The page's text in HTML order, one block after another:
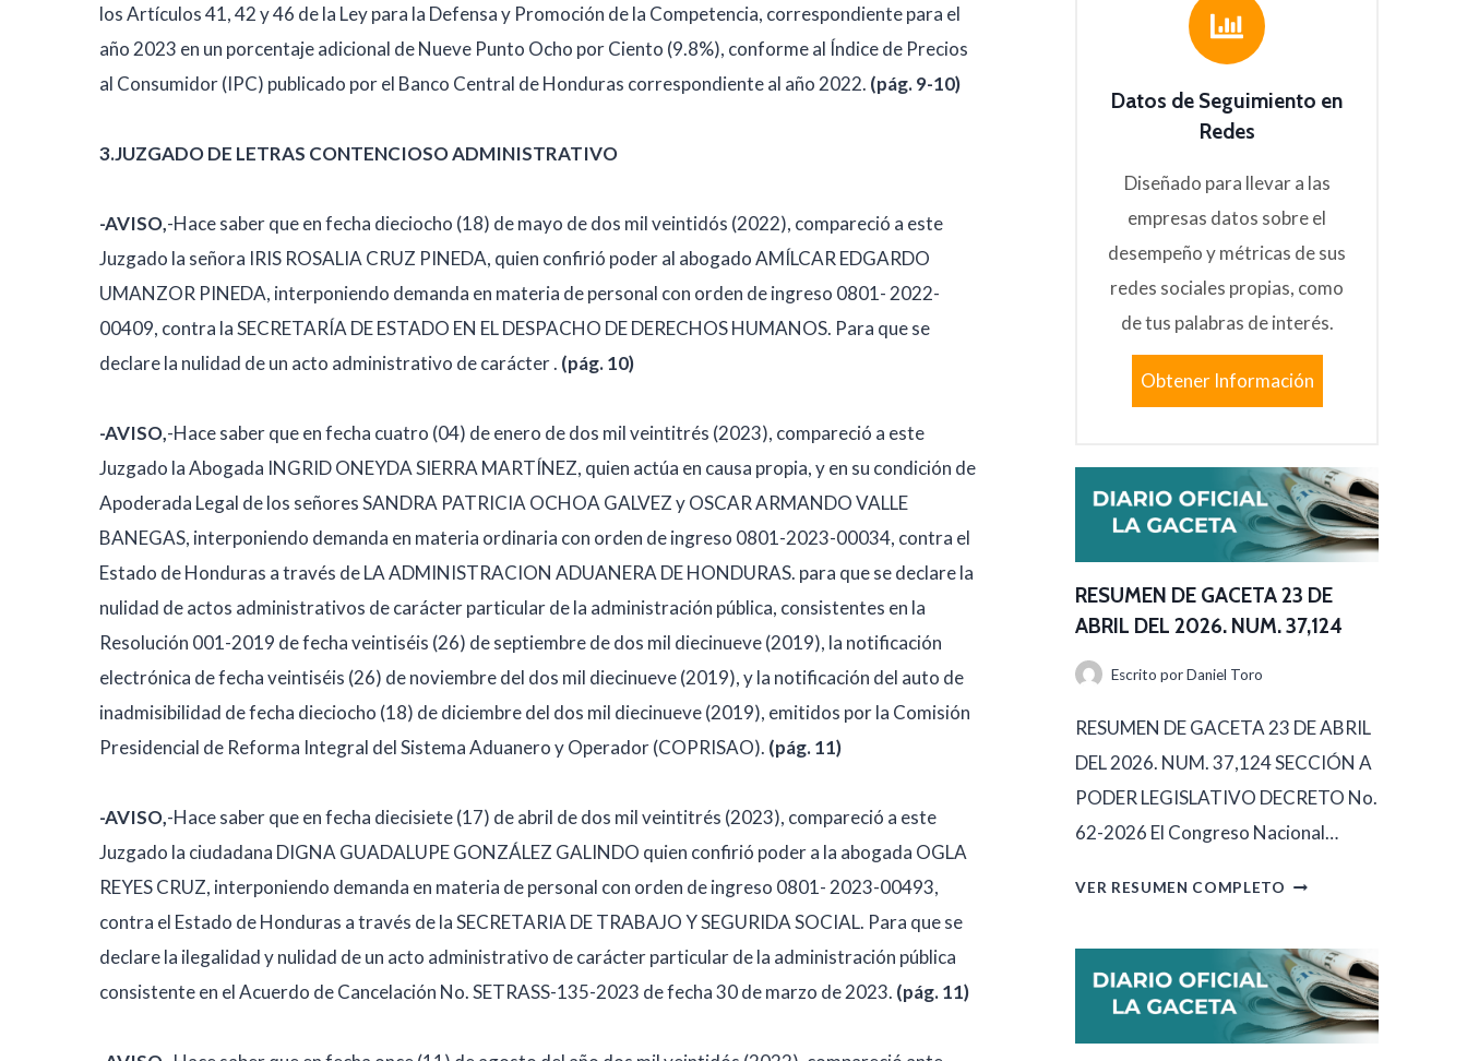
los Artículos 41, 42 y 46 de la Ley para la Defensa y Promoción de la Competencia, correspondiente para el
año 2023 en un porcentaje adicional de Nueve Punto Ocho por Ciento (9.8%), conforme al Índice de Precios
al Consumidor (IPC) publicado por el Banco Central de Honduras correspondiente al año 2022. (pág. 9-10)
3.JUZGADO DE LETRAS CONTENCIOSO ADMINISTRATIVO
-AVISO,-Hace saber que en fecha dieciocho (18) de mayo de dos mil veintidós (2022), compareció a este
Juzgado la señora IRIS ROSALIA CRUZ PINEDA, quien confirió poder al abogado AMÍLCAR EDGARDO
UMANZOR PINEDA, interponiendo demanda en materia de personal con orden de ingreso 0801- 2022-
00409, contra la SECRETARÍA DE ESTADO EN EL DESPACHO DE DERECHOS HUMANOS. Para que se
declare la nulidad de un acto administrativo de carácter . (pág. 10)
-AVISO,-Hace saber que en fecha cuatro (04) de enero de dos mil veintitrés (2023), compareció a este
Juzgado la Abogada INGRID ONEYDA SIERRA MARTÍNEZ, quien actúa en causa propia, y en su condición de
Apoderada Legal de los señores SANDRA PATRICIA OCHOA GALVEZ y OSCAR ARMANDO VALLE
BANEGAS, interponiendo demanda en materia ordinaria con orden de ingreso 0801-2023-00034, contra el
Estado de Honduras a través de LA ADMINISTRACION ADUANERA DE HONDURAS. para que se declare la
nulidad de actos administrativos de carácter particular de la administración pública, consistentes en la
Resolución 001-2019 de fecha veintiséis (26) de septiembre de dos mil diecinueve (2019), la notificación
electrónica de fecha veintiséis (26) de noviembre del dos mil diecinueve (2019), y la notificación del auto de
inadmisibilidad de fecha dieciocho (18) de diciembre del dos mil diecinueve (2019), emitidos por la Comisión
Presidencial de Reforma Integral del Sistema Aduanero y Operador (COPRISAO). (pág. 11)
-AVISO,-Hace saber que en fecha diecisiete (17) de abril de dos mil veintitrés (2023), compareció a este
Juzgado la ciudadana DIGNA GUADALUPE GONZÁLEZ GALINDO quien confirió poder a la abogada OGLA
REYES CRUZ, interponiendo demanda en materia de personal con orden de ingreso 0801- 2023-00493,
contra el Estado de Honduras a través de la SECRETARIA DE TRABAJO Y SEGURIDA SOCIAL. Para que se
declare la ilegalidad y nulidad de un acto administrativo de carácter particular de la administración pública
consistente en el Acuerdo de Cancelación No. SETRASS-135-2023 de fecha 30 de marzo de 2023. (pág. 11)
Datos de Seguimiento en
Redes
Diseñado para llevar a las
empresas datos sobre el
desempeño y métricas de sus
redes sociales propias, como
de tus palabras de interés.
Obtener Información
RESUMEN DE GACETA 23 DE
ABRIL DEL 2026. NUM. 37,124
Escrito por Daniel Toro
RESUMEN DE GACETA 23 DE ABRIL
DEL 2026. NUM. 37,124 SECCIÓN A
PODER LEGISLATIVO DECRETO No.
62-2026 El Congreso Nacional…
VER RESUMEN COMPLETO R
S
U
M